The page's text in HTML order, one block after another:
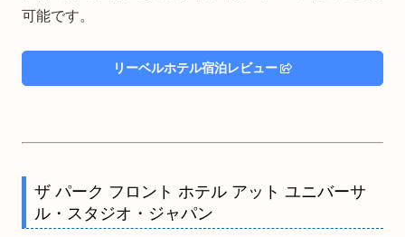
可能です。
リーベルホテル宿泊レビュー
ザ パーク フロント ホテル アット ユニバーサ
ル・スタジオ・ジャパン